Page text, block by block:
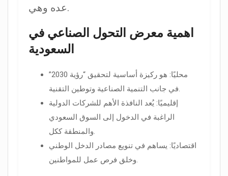
عده وهي.
اهمية معرض التحول الصناعي في
السعودية
محليًا: هو ركيزة أساسية لتحقيق “رؤية 2030”
في جانب التنمية الصناعية وتوطين التقنية.
إقليميًا: يُعد النافذة الأهم للشركات الدولية
الراغبة في الدخول إلى السوق السعودي
والمنطقة ككل.
اقتصاديًا: يساهم في تنويع مصادر الدخل الوطني
وخلق فرص عمل للمواطنين.